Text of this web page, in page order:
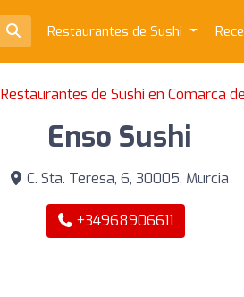
Restaurantes de Sushi
Restaurantes de Sushi en Comarca
Enso Sushi
C. Sta. Teresa, 6, 30005, Murcia
+34968906611